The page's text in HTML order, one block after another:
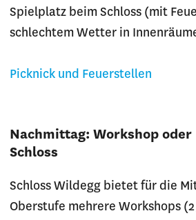
Spielplatz beim Schloss (mit
schlechtem Wetter in
Picknick und Feuerstellen
Nachmittag: Workshop
Schloss
Schloss Wildegg bietet für die
Oberstufe mehrere Workshops